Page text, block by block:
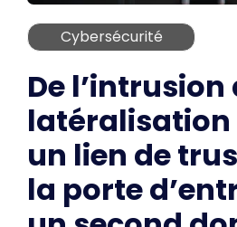
Cybersécurité
De l’intrusion
latéralisation
un lien de
la porte